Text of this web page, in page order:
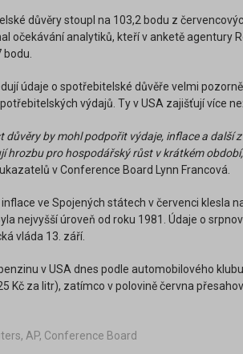
důvěry stoupl na 103,2 bodu z
očekávání analytiků, kteří v anketě agentury
bodu.
údaje o spotřebitelské důvěře velmi
výdajů. Ty v USA zajišťují více
důvěry by mohl podpořit výdaje, inflace a další
hrozbu pro hospodářský růst v krátkém období,
v Conference Board Lynn Francová.
ve Spojených státech v červenci klesla
nejvyšší úroveň od roku 1981. Údaje o
vláda 13. září.
v USA dnes podle automobilového
Kč za litr), zatímco v polovině června
AP, Conference Board